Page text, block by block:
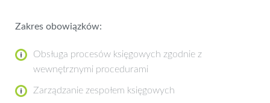
Zakres obowiązków:
Obsługa procesów księgowych zgodnie z
wewnętrznymi procedurami
Zarządzanie zespołem księgowych